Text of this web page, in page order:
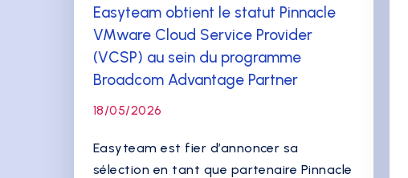
Easyteam obtient le statut Pinnacle
VMware Cloud Service Provider
(VCSP) au sein du programme
Broadcom Advantage Partner
18/05/2026
Easyteam est fier d’annoncer sa
sélection en tant que partenaire Pinnacle